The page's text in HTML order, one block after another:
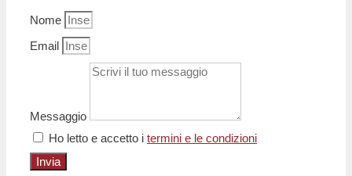
Nome
Email
Messaggio
Ho letto e accetto i termini e le condizioni
Invia